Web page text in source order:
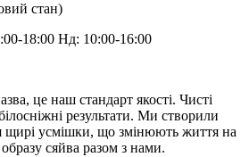
стан)
18:00 Нд: 10:00-16:00
це наш стандарт якості. Чисті
результати. Ми створили
щирі усмішки, що змінюють життя на
сяйва разом з нами.